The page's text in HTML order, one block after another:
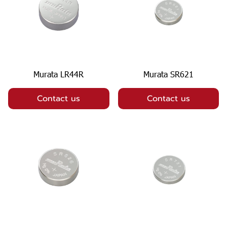
Murata LR44R
Contact us
Murata SR621
Contact us